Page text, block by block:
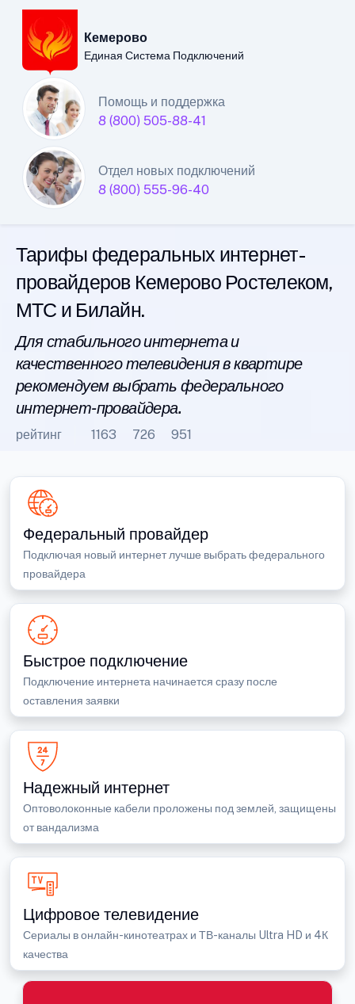
Кемерово
Единая Система Подключений
Помощь и поддержка
8 (800) 505-88-41
Отдел новых подключений
8 (800) 555-96-40
Кемеровский филиал
Единой Системы
Подключений
интернета
Тарифы федеральных интернет-
провайдеров Кемерово Ростелеком,
МТС и Билайн.
Для стабильного интернета и
качественного телевидения в квартире
рекомендуем выбрать федерального
интернет-провайдера.
рейтинг 1163 726 951
Федеральный провайдер
Подключая новый интернет лучше выбрать федерального
провайдера
Быстрое подключение
Подключение интернета начинается сразу после
оставления заявки
Надежный интернет
Оптоволоконные кабели проложены под землей, защищены
от вандализма
Цифровое телевидение
Сериалы в онлайн-кинотеатрах и ТВ-каналы Ultra HD и 4К
качества